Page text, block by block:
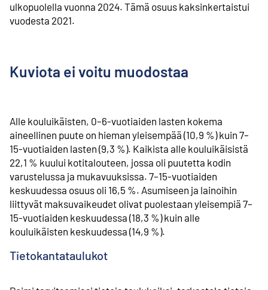
ulkopuolella vuonna 2024. Tämä osuus kaksinkertaistui
vuodesta 2021.
Kuviota ei voitu muodostaa
Alle kouluikäisten, 0–6-vuotiaiden lasten kokema
aineellinen puute on hieman yleisempää (10,9 %) kuin 7–
15-vuotiaiden lasten (9,3 %). Kaikista alle kouluikäisistä
22,1 % kuului kotitalouteen, jossa oli puutetta kodin
varustelussa ja mukavuuksissa. 7–15-vuotiaiden
keskuudessa osuus oli 16,5 %. Asumiseen ja lainoihin
liittyvät maksuvaikeudet olivat puolestaan yleisempiä 7–
15-vuotiaiden keskuudessa (18,3 %) kuin alle
kouluikäisten keskuudessa (14,9 %).
Tietokantataulukot